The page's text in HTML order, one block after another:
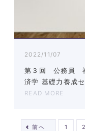
2022/11/07
第３回 公務員
済学 基礎力養成
READ MORE
前へ 1 2